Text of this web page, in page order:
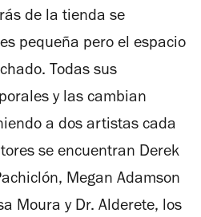
de la tienda se
pequeña pero el espacio
Todas sus
y las cambian
a dos artistas cada
se encuentran Derek
Megan Adamson
Moura y Dr. Alderete, los